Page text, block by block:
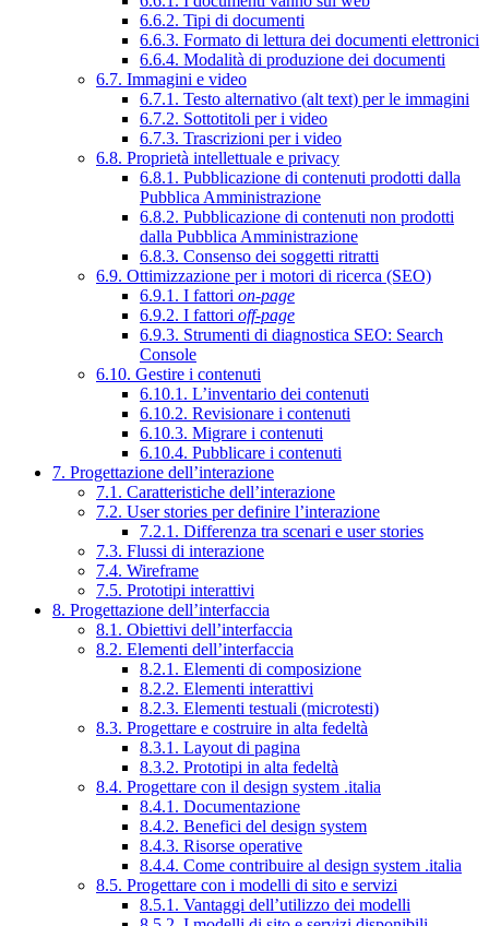
6.6.2. Tipi di documenti
6.6.3. Formato di lettura dei documenti elettronici
6.6.4. Modalità di produzione dei documenti
6.7. Immagini e video
6.7.1. Testo alternativo (alt text) per le immagini
6.7.2. Sottotitoli per i video
6.7.3. Trascrizioni per i video
6.8. Proprietà intellettuale e privacy
6.8.1. Pubblicazione di contenuti prodotti dalla
Pubblica Amministrazione
6.8.2. Pubblicazione di contenuti non prodotti
dalla Pubblica Amministrazione
6.8.3. Consenso dei soggetti ritratti
6.9. Ottimizzazione per i motori di ricerca (SEO)
6.9.1. I fattori on-page
6.9.2. I fattori off-page
6.9.3. Strumenti di diagnostica SEO: Search
Console
6.10. Gestire i contenuti
6.10.1. L’inventario dei contenuti
6.10.2. Revisionare i contenuti
6.10.3. Migrare i contenuti
6.10.4. Pubblicare i contenuti
7. Progettazione dell’interazione
7.1. Caratteristiche dell’interazione
7.2. User stories per definire l’interazione
7.2.1. Differenza tra scenari e user stories
7.3. Flussi di interazione
7.4. Wireframe
7.5. Prototipi interattivi
8. Progettazione dell’interfaccia
8.1. Obiettivi dell’interfaccia
8.2. Elementi dell’interfaccia
8.2.1. Elementi di composizione
8.2.2. Elementi interattivi
8.2.3. Elementi testuali (microtesti)
8.3. Progettare e costruire in alta fedeltà
8.3.1. Layout di pagina
8.3.2. Prototipi in alta fedeltà
8.4. Progettare con il design system .italia
8.4.1. Documentazione
8.4.2. Benefici del design system
8.4.3. Risorse operative
8.4.4. Come contribuire al design system .italia
8.5. Progettare con i modelli di sito e servizi
8.5.1. Vantaggi dell’utilizzo dei modelli